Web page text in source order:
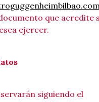
que acredite
ejercer.
siguiendo el